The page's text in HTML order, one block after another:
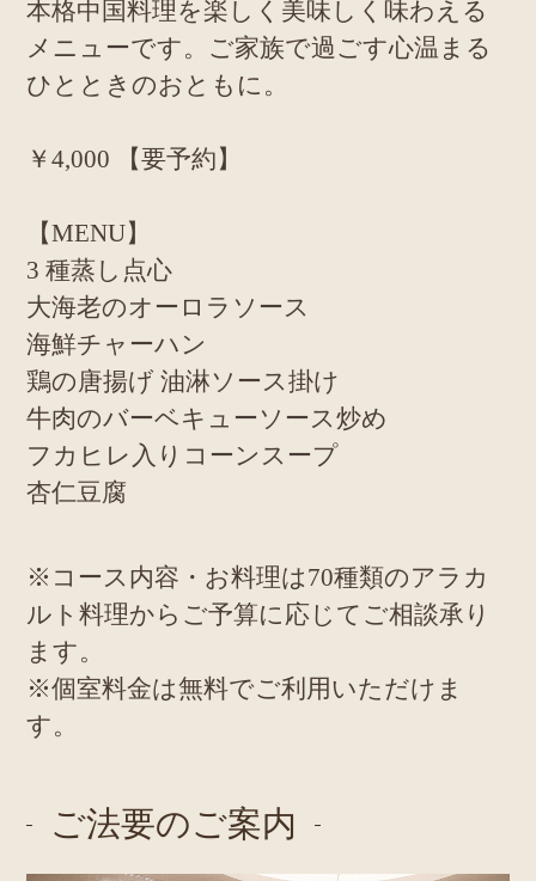
本格中国料理を楽しく美味しく味わえる
メニューです。ご家族で過ごす心温まる
ひとときのおともに。
￥4,000 【要予約】
【MENU】
3 種蒸し点心
大海老のオーロラソース
海鮮チャーハン
鶏の唐揚げ 油淋ソース掛け
牛肉のバーベキューソース炒め
フカヒレ入りコーンスープ
杏仁豆腐
※コース内容・お料理は70種類のアラカ
ルト料理からご予算に応じてご相談承り
ます。
※個室料金は無料でご利用いただけま
す。
ご法要のご案内